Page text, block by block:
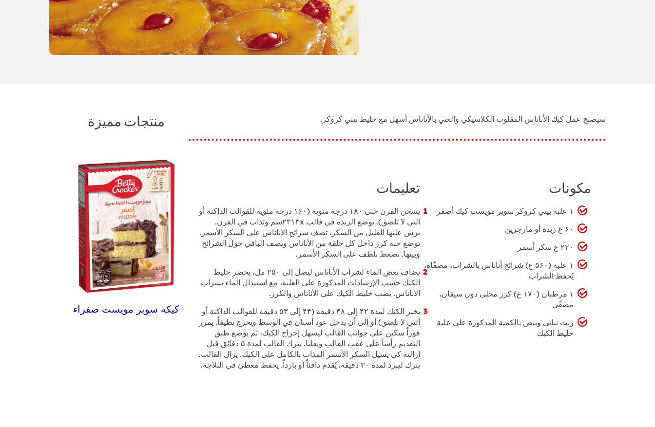
سيصبح عمل كيك الأناناس المقلوب الكلاسيكي والغني بالأناناس أسهل مع خليط بيتي كروكر.
مكونات
۱ علبة بيتي كروكر سوبر مويست كيك أصفر
۶۰ غ زبدة أو مارجرين
۲۲۰ غ سكر أسمر
۱ علبة (۵۶۰ غ) شرائح أناناس بالشراب، مصفّاة،
يُحفظ الشراب
۱ مرطبان (۱۷۰ غ) كرز محلى دون سيقان،
مصفّى
زيت نباتي وبيض بالكمية المذكورة على علبة
خليط الكيك
تعليمات
يسخن الفرن حتى ۱۸۰ درجة مئوية (۱۶۰ درجة مئوية للقوالب الداكنة أو
التي لا تلصق). توضع الزبدة في قالب ۲۳۱۳xسم وتذاب في الفرن.
يرش عليها القليل من السكر. تصف شرائح الأناناس على السكر الأسمر.
توضع حبة كرز داخل كل حلقة من الأناناس ويصف الباقي حول الشرائح
وبينها. تضغط بلطف على السكر الأسمر.
يضاف بعض الماء لشراب الأناناس ليصل إلى ۲۵۰ مل، يحضر خليط
الكيك حسب الإرشادات المذكورة على العلبة، مع استبدال الماء بشراب
الأناناس. يصب خليط الكيك على الأناناس والكرز.
يخبز الكيك لمدة ۴۲ إلى ۴۸ دقيقة (۴۴ إلى ۵۳ دقيقة للقوالب الداكنة أو
التي لا تلصق) أو إلى أن يدخل عود أسنان في الوسط ويخرج نظيفاً. يمرر
فوراً سكين على جوانب القالب ليسهل إخراج الكيك، ثم يوضع طبق
التقديم رأساً على عقب القالب ويقلبا. يترك القالب لمدة ۵ دقائق قبل
إزالته كي يسيل السكر الأسمر المذاب بالكامل على الكيك. يزال القالب.
يترك ليبرد لمدة ۳۰ دقيقة. يُقدم دافئاً أو بارداً. يحفظ مغطىً في الثلاجة.
منتجات مميزة
كيكة سوبر مويست صفراء